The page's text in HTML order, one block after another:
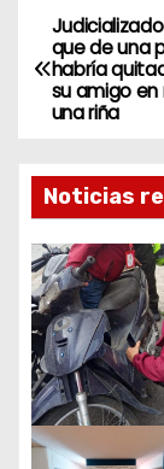
N
a
e
g
a
c
i
ó
que de una
habría
su amigo
una riña
Noticias